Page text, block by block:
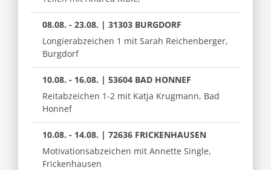
08.08. - 23.08. | 31303 BURGDORF
Longierabzeichen 1 mit Sarah Reichenberger,
Burgdorf
10.08. - 16.08. | 53604 BAD HONNEF
Reitabzeichen 1-2 mit Katja Krugmann, Bad
Honnef
10.08. - 14.08. | 72636 FRICKENHAUSEN
Motivationsabzeichen mit Annette Single,
Frickenhausen